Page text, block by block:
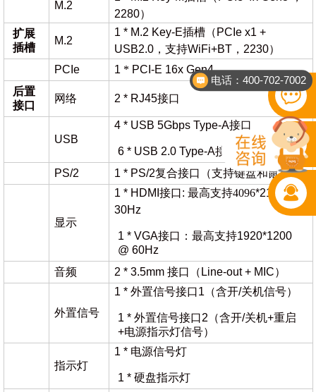
M.2
2280）
扩展
插槽
M.2
1 * M.2 Key-E插槽（PCIe x1 +
USB2.0，支持WiFi+BT，2230）
PCIe
1 * PCI-E 16x Gen4
后置
接口
网络 2 * RJ45接口
USB
4 * USB 5Gbps Type-A接口
6 * USB 2.0 Type-A接口
PS/2
1 * PS/2复合接口（支持键盘和鼠标）
显示
1 * HDMI接口: 最高支持4096*2160 @
30Hz
1 * VGA接口：最高支持1920*1200
@ 60Hz
音频
2 * 3.5mm 接口（Line-out + MIC）
外置信号
1 * 外置信号接口1（含开/关机信号）
1 * 外置信号接口2（含开/关机+重启
+电源指示灯信号）
指示灯
1 * 电源信号灯
1 * 硬盘指示灯
电话：400-702-7002